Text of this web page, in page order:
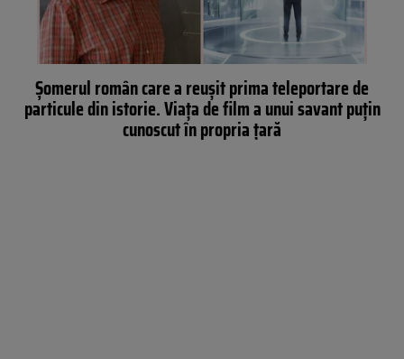
Șomerul român care a reușit prima teleportare de
particule din istorie. Viața de film a unui savant puțin
cunoscut în propria țară